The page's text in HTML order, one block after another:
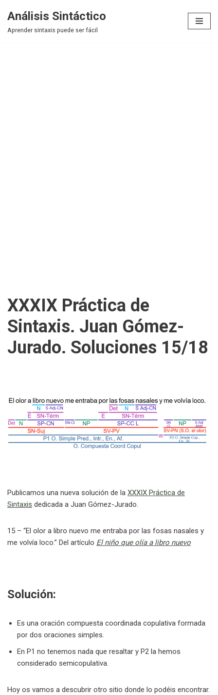
Saltar
Análisis Sintáctico
Aprender sintaxis puede ser fácil
XXXIX Práctica de
Sintaxis. Juan Gómez-
Jurado. Soluciones 15/18
Publicamos una nueva solución de la XXXIX Práctica de
Sintaxis dedicada a Juan Gómez-Jurado.
15 – “El olor a libro nuevo me entraba por las fosas nasales y
me volvía loco.” Del artículo El niño que olía a libro nuevo
Solución:
Es una oración compuesta coordinada copulativa formada
por dos oraciones simples.
En P1 no tenemos nada que resaltar y P2 la hemos
considerado semicopulativa.
Hoy os vamos a descubrir otro sitio donde lo podéis encontrar.